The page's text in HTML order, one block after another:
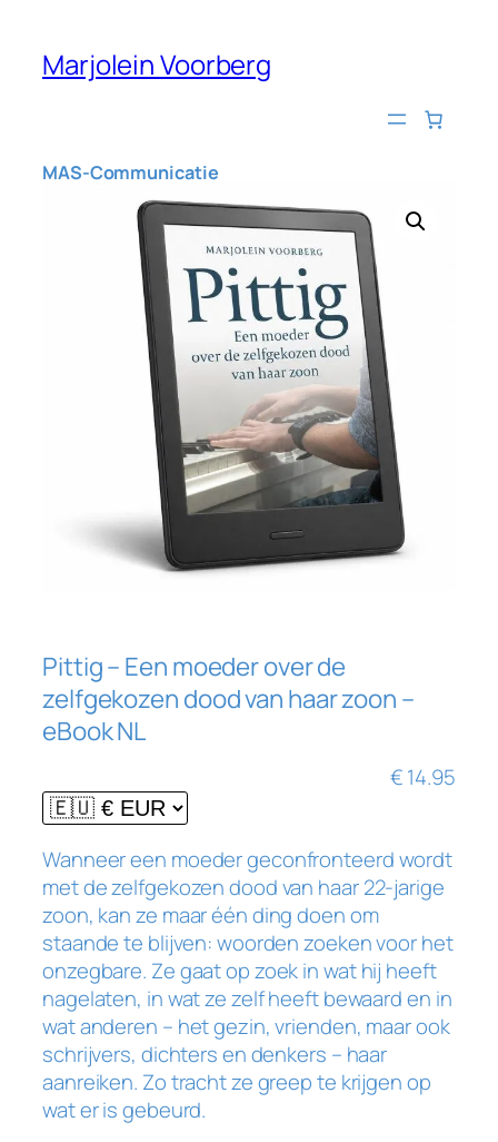
naarMarjolein Voorberg
MAS-Communicatie
Pittig – Een moeder over de
zelfgekozen dood van haar zoon –
eBook NL
€14.95
Wanneer een moeder geconfronteerd wordt
met de zelfgekozen dood van haar 22-jarige
zoon, kan ze maar één ding doen om
staande te blijven: woorden zoeken voor het
onzegbare. Ze gaat op zoek in wat hij heeft
nagelaten, in wat ze zelf heeft bewaard en in
wat anderen – het gezin, vrienden, maar ook
schrijvers, dichters en denkers – haar
aanreiken. Zo tracht ze greep te krijgen op
wat er is gebeurd.